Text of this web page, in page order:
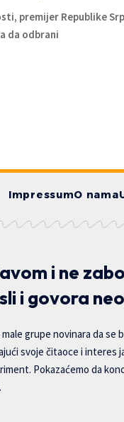
premijer Republike
da odbrani
ImpressumO nama
i ne
i govora
grupe novinara da se
svoje čitaoce i interes
Pokazaćemo da